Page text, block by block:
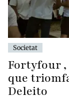
Societat
Fortyfour
que
Deleito